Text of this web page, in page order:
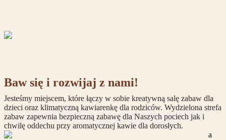
Bawsię i rozwijaj z nami!
Jesteśmy miejscem, które łączy w sobie kreatywną salę zabaw dla
dzieci oraz klimatyczną kawiarenkę dla rodziców. Wydzielona strefa
zabaw zapewnia bezpieczną zabawę dla Naszych pociech jak i
chwilę oddechu przy aromatycznej kawie dla dorosłych.